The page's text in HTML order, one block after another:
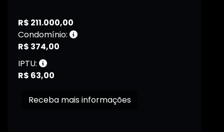
R$ 211.000,00
Condomínio:
R$ 374,00
IPTU:
R$ 63,00
Receba mais informações